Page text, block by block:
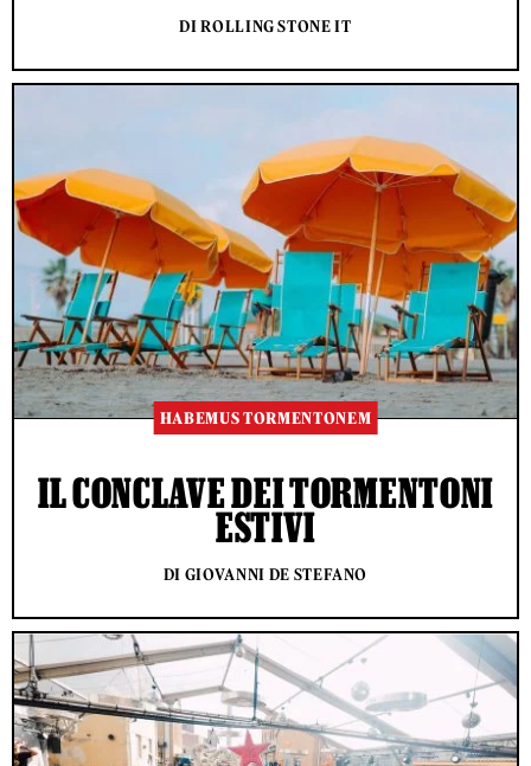
DI ROLLING STONE IT
HABEMUS TORMENTONEM
IL CONCLAVE DEI TORMENTONI
ESTIVI
DI GIOVANNI DE STEFANO